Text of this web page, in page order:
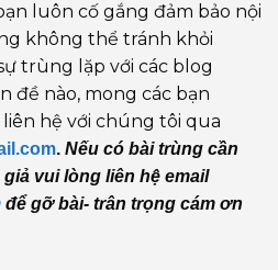
luôn cố gắng đảm bảo nội
không thể tránh khỏi
trùng lặp với các blog
đề nào, mong các bạn
hệ với chúng tôi qua
. Nếu có bài trùng cần
vui lòng liên hệ email
để gỡ bài- trân trọng cám ơn